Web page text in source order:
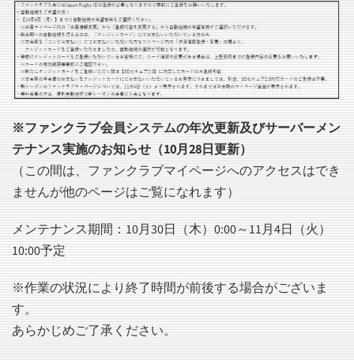
※ファンクラブ会員システムの年次更新及びサーバーメン
テナンス実施のお知らせ（10月28日更新）
（この間は、ファンクラブマイページへのアクセスはでき
ませんが他のページはご覧になれます）
メンテナンス期間：10月30日（木）0:00～11月4日（火）
10:00予定
※作業の状況により終了時間が前後する場合がございま
す。
あらかじめご了承ください。